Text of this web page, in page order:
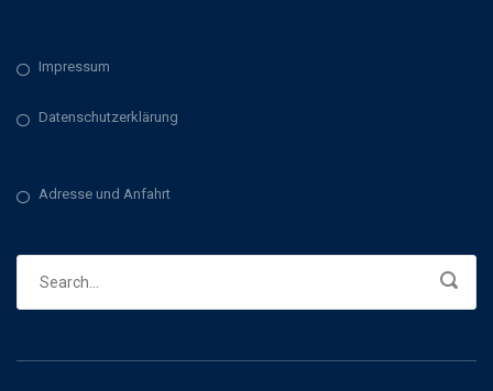
Impressum
Datenschutzerklärung
Adresse und Anfahrt